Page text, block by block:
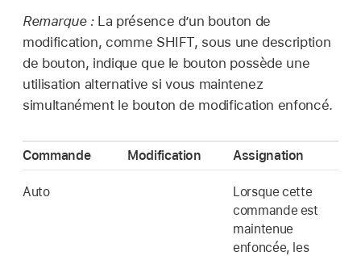
Remarque : La présence d’un bouton de
modification, comme SHIFT, sous une description
de bouton, indique que le bouton possède une
utilisation alternative si vous maintenez
simultanément le bouton de modification enfoncé.
Commande Modification Assignation
Auto
Lorsque cette
commande est
maintenue
enfoncée, les